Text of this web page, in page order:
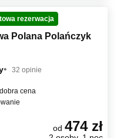
rezerwacja
Polana Polańczyk
32 opinie
cena
od 474 zł